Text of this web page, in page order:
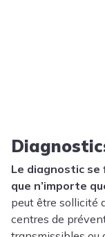
Le diagnostic se
que n’importe
peut être sollicité
centres de